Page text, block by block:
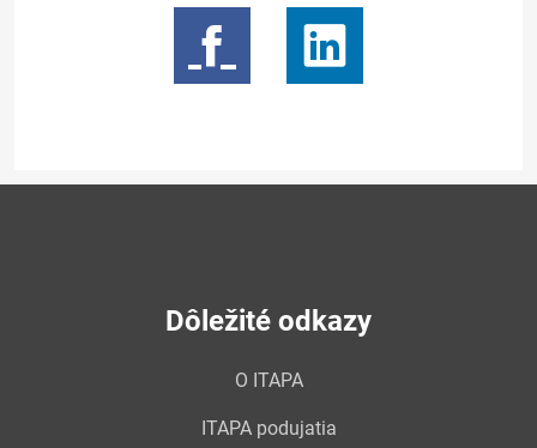
Dôležité odkazy
O ITAPA
ITAPA podujatia